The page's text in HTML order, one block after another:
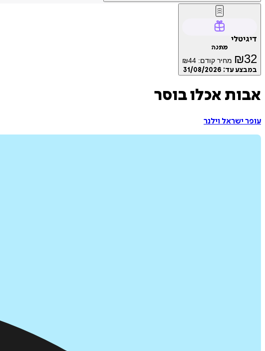
דיגיטלי
מתנה
₪32 מחיר קודם: ₪44
במבצע עד: 31/08/2026
אבות אכלו בוסר
עופר ישראל וילנר